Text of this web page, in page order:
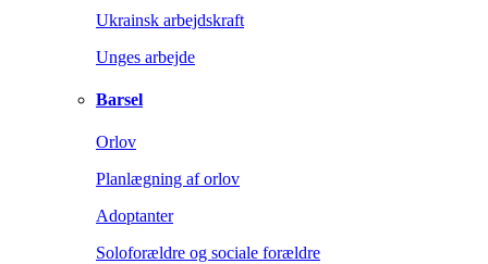
Ukrainsk arbejdskraft
Unges arbejde
Barsel
Orlov
Planlægning af orlov
Adoptanter
Soloforældre og sociale forældre